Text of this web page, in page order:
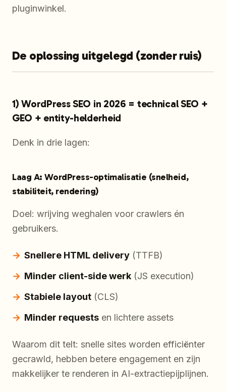
pluginwinkel.
De oplossing uitgelegd (zonder ruis)
1) WordPress SEO in 2026 = technical SEO +
GEO + entity-helderheid
Denk in drie lagen:
Laag A: WordPress-optimalisatie (snelheid,
stabiliteit, rendering)
Doel: wrijving weghalen voor crawlers én
gebruikers.
Snellere HTML delivery (TTFB)
Minder client-side werk (JS execution)
Stabiele layout (CLS)
Minder requests en lichtere assets
Waarom dit telt: snelle sites worden efficiënter
gecrawld, hebben betere engagement en zijn
makkelijker te renderen in AI-extractiepijplijnen.